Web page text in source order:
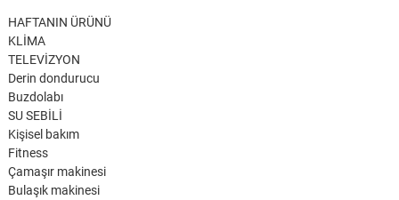
HAFTANIN ÜRÜNÜ
KLİMA
TELEVİZYON
Derin dondurucu
Buzdolabı
SU SEBİLİ
Kişisel bakım
Fitness
Çamaşır makinesi
Bulaşık makinesi